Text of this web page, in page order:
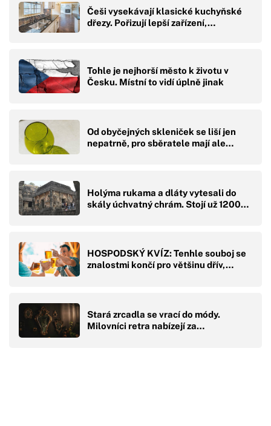
Češi vysekávají klasické kuchyňské
dřezy. Pořizují lepší zařízení,…
Tohle je nejhorší město k životu v
Česku. Místní to vidí úplně jinak
Od obyčejných skleniček se liší jen
nepatrně, pro sběratele mají ale…
Holýma rukama a dláty vytesali do
skály úchvatný chrám. Stojí už 1200…
HOSPODSKÝ KVÍZ: Tenhle souboj se
znalostmi končí pro většinu dřív,…
Stará zrcadla se vrací do módy.
Milovníci retra nabízejí za…